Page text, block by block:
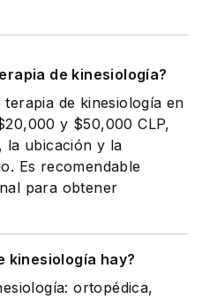
de kinesiología?
de kinesiología en
y $50,000 CLP,
la ubicación y la
Es recomendable
para obtener
kinesiología hay?
ortopédica,